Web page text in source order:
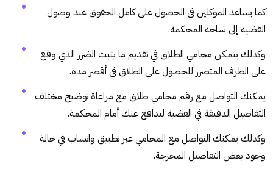
كما يساعد الموكلين في الحصول على كامل الحقوق عند وصول
القضية إلى ساحة المحكمة.
وكذلك يتمكن محامي الطلاق في تقديم ما يثبت الضرر الذي وقع
على الطرف المتضرر للحصول على الطلاق في أقصر مدة.
يمكنك التواصل مع رقم محامي طلاق مع مراعاة توضيح مختلف
التفاصيل الدقيقة في القضية ليدافع عنك أمام المحكمة.
وكذلك يمكنك التواصل مع المحامي عبر تطبيق واتساب في حالة
وجود بعض التفاصيل المحرجة.